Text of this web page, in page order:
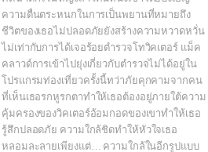
ความตื่นตระหนกในการเป็นพยานที่หมายถึง
ชีวิตของเธอไม่ปลอดภัยยังสร้างความหวาดหวั่น
ไม่เท่ากับการได้เจอร้อยตำรวจโทวิคเตอร์ แม็ค
คลาวด์การเข้าไปยุ่งเกี่ยวกับตำรวจไม่ได้อยู่ใน
โปรแกรมท่องเที่ยวครั้งนี้ทว่าภัยคุกคามจากคน
ที่เห็นเธอรกหูรกตาทำให้เธอต้องอยู่ภายใต้ความ
คุ้มครองของวิคเตอร์อ้อมกอดของเขาทำให้เธอ
รู้สึกปลอดภัย ความใกล้ชิดทำให้หัวใจเธอ
หลอมละลายเพียงแต่… ความใกล้ในอีกรูปแบบ